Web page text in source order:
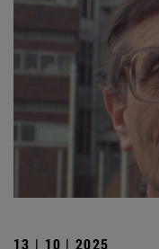
13 | 10 | 2025